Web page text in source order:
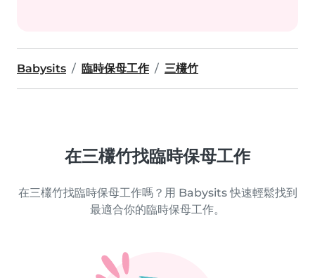
Babysits 臨時保母工作 三欉竹
在三欉竹找臨時保母工作
在三欉竹找臨時保母工作嗎？用 Babysits 快速輕鬆找到
最適合你的臨時保母工作。